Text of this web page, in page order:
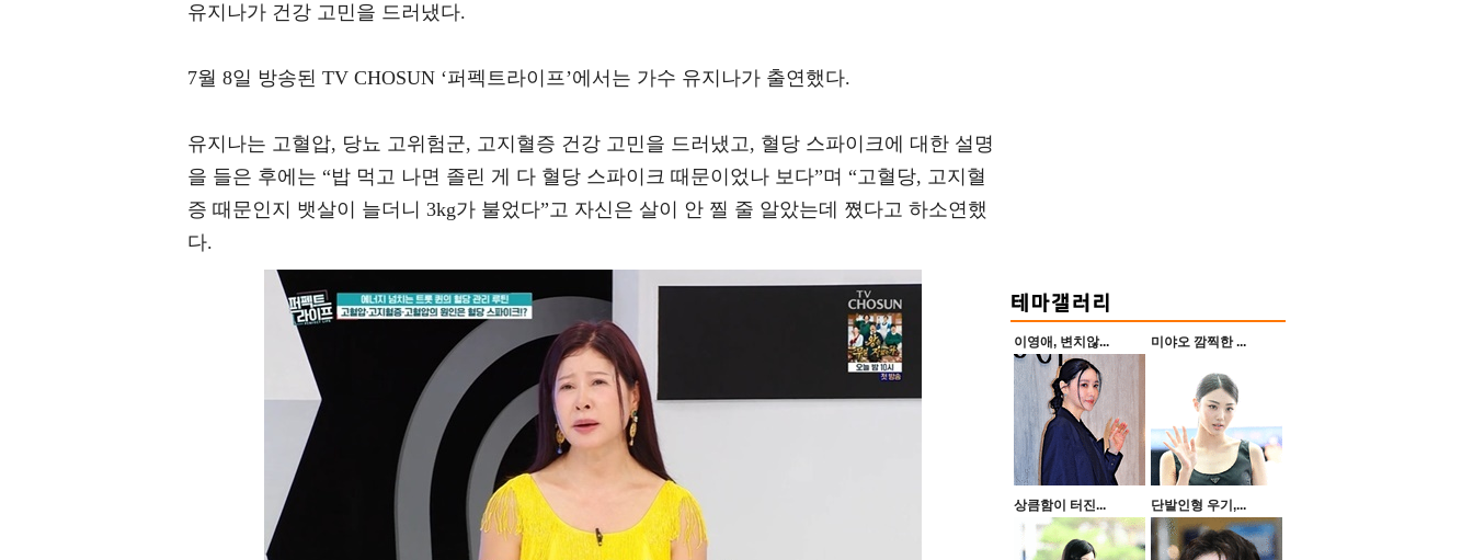
유지나가 건강 고민을 드러냈다.
7월 8일 방송된 TV CHOSUN ‘퍼펙트라이프’에서는 가수 유지나가 출연했다.
유지나는 고혈압, 당뇨 고위험군, 고지혈증 건강 고민을 드러냈고, 혈당 스파이크에 대한 설명
을 들은 후에는 “밥 먹고 나면 졸린 게 다 혈당 스파이크 때문이었나 보다”며 “고혈당, 고지혈
증 때문인지 뱃살이 늘더니 3kg가 불었다”고 자신은 살이 안 찔 줄 알았는데 쪘다고 하소연했
다.
이영애, 변치않... 미야오 깜찍한 ...
상큼함이 터진... 단발인형 우기,...